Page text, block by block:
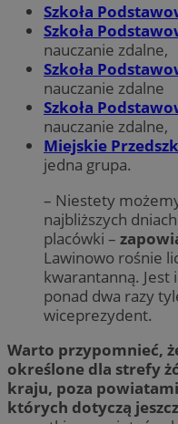
Szkoła
Szkoła
nauczanie zdalne,
Szkoła
nauczanie zdalne
Szkoła
nauczanie zdalne,
Miejskie
jedna grupa.
– Niestety
najbliższych
placówki –
Lawinowo rośnie
kwarantanną. Jest
ponad dwa razy
wiceprezydent.
Warto przypomnieć,
określone dla strefy
kraju, poza
których dotyczą